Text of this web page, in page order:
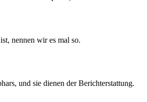
nennen wir es mal so.
und sie dienen der Berichterstattung.